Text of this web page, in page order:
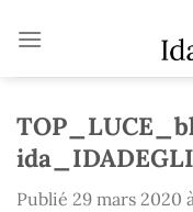
Publié 29 mars 2020